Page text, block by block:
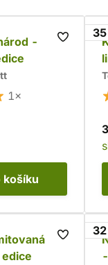
-
1×
košíku
35
32